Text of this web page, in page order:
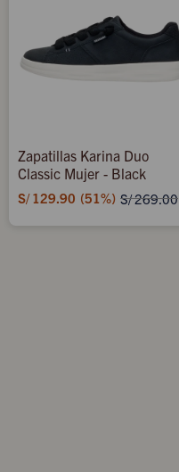
Zapatillas Karina Duo
Classic Mujer - Black
S/ 129.90 51 S/269.00